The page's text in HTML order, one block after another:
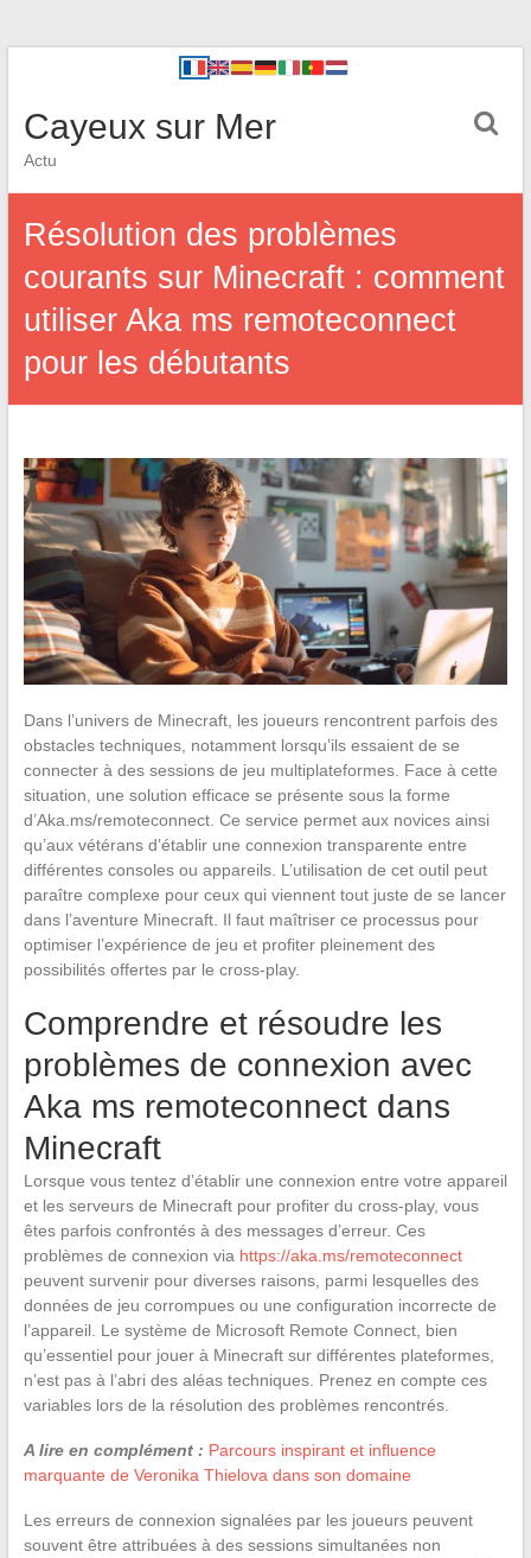
Cayeux sur Mer
Actu
Résolution des problèmes
courants sur Minecraft : comment
utiliser Aka ms remoteconnect
pour les débutants
Dans l’univers de Minecraft, les joueurs rencontrent parfois des
obstacles techniques, notamment lorsqu’ils essaient de se
connecter à des sessions de jeu multiplateformes. Face à cette
situation, une solution efficace se présente sous la forme
d’Aka.ms/remoteconnect. Ce service permet aux novices ainsi
qu’aux vétérans d’établir une connexion transparente entre
différentes consoles ou appareils. L’utilisation de cet outil peut
paraître complexe pour ceux qui viennent tout juste de se lancer
dans l’aventure Minecraft. Il faut maîtriser ce processus pour
optimiser l’expérience de jeu et profiter pleinement des
possibilités offertes par le cross-play.
Comprendre et résoudre les
problèmes de connexion avec
Aka ms remoteconnect dans
Minecraft
Lorsque vous tentez d’établir une connexion entre votre appareil
et les serveurs de Minecraft pour profiter du cross-play, vous
êtes parfois confrontés à des messages d’erreur. Ces
problèmes de connexion via https://aka.ms/remoteconnect
peuvent survenir pour diverses raisons, parmi lesquelles des
données de jeu corrompues ou une configuration incorrecte de
l’appareil. Le système de Microsoft Remote Connect, bien
qu’essentiel pour jouer à Minecraft sur différentes plateformes,
n’est pas à l’abri des aléas techniques. Prenez en compte ces
variables lors de la résolution des problèmes rencontrés.
A lire en complément : Parcours inspirant et influence
marquante de Veronika Thielova dans son domaine
Les erreurs de connexion signalées par les joueurs peuvent
souvent être attribuées à des sessions simultanées non